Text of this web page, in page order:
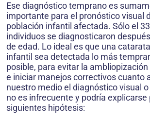
Ese diagnóstico temprano es
importante para el pronóstico visual
población infantil afectada. Sólo el
individuos se diagnosticaron
de edad. Lo ideal es que una
infantil sea detectada lo más
posible, para evitar la
e iniciar manejos correctivos cuanto
nuestro medio el diagnóstico visual
no es infrecuente y podría explicarse
siguientes hipótesis: